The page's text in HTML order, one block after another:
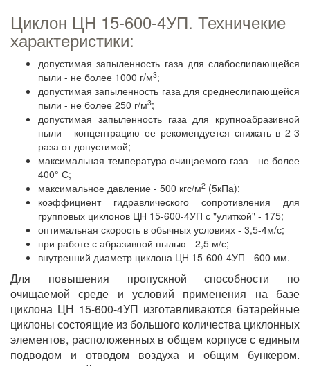
Циклон ЦН 15-600-4УП. Техничекие
характеристики:
допустимая запыленность газа для слабослипающейся
пыли - не более 1000 г/м3;
допустимая запыленность газа для среднеслипающейся
пыли - не более 250 г/м3;
допустимая запыленность газа для крупноабразивной
пыли - концентрацию ее рекомендуется снижать в 2-3
раза от допустимой;
максимальная температура очищаемого газа - не более
400° С;
максимальное давление - 500 кгс/м2 (5кПа);
коэффициент гидравлического сопротивления для
групповых циклонов ЦН 15-600-4УП с "улиткой" - 175;
оптимальная скорость в обычных условиях - 3,5-4м/с;
при работе с абразивной пылью - 2,5 м/с;
внутренний диаметр циклона ЦН 15-600-4УП - 600 мм.
Для повышения пропускной способности по
очищаемой среде и условий применения на базе
циклона ЦН 15-600-4УП изготавливаются батарейные
циклоны состоящие из большого количества циклонных
элементов, расположенных в общем корпусе с единым
подводом и отводом воздуха и общим бункером.